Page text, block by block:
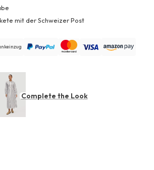
mit der Schweizer Post
Complete the Look